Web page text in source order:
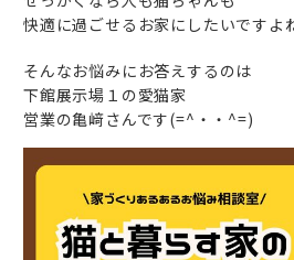
快適に過ごせるお家にしたいです
そんなお悩みにお答えするのは
下館展示場１の愛猫家
営業の亀﨑さんです(=^・・^=)